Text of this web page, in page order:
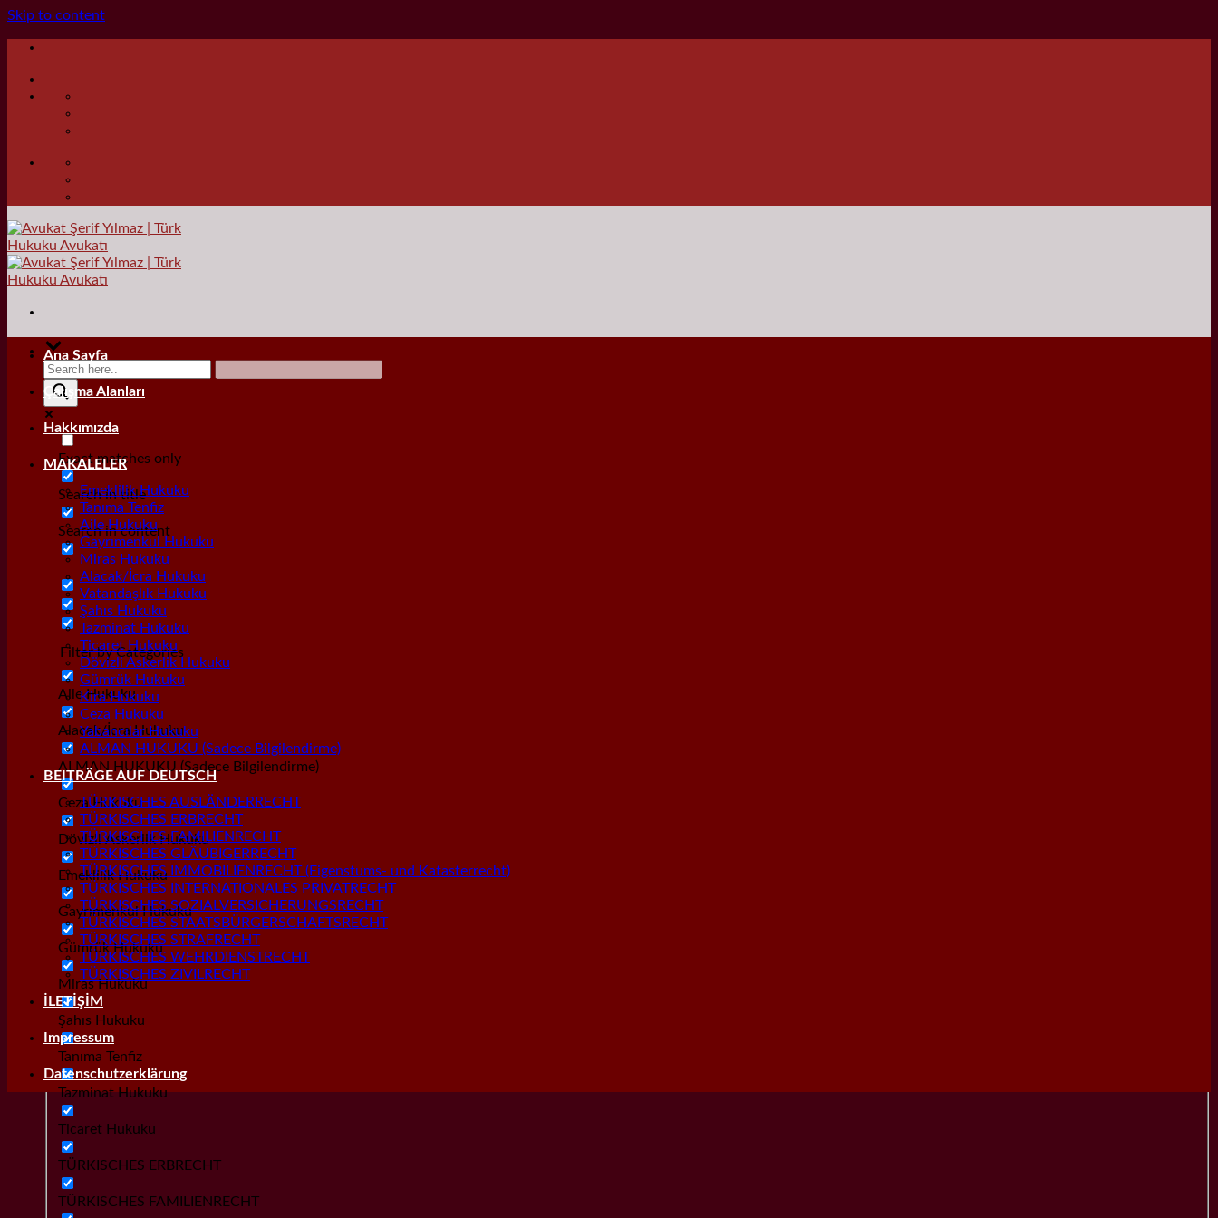
Skip to content
Exact matches only
Search in title
Search in content
Filter by Categories
Aile Hukuku
Alacak/İcra Hukuku
ALMAN HUKUKU (Sadece Bilgilendirme)
Ceza Hukuku
Dövizli Askerlik Hukuku
Emeklilik Hukuku
Gayrımenkul Hukuku
Gümrük Hukuku
Miras Hukuku
Şahıs Hukuku
Tanıma Tenfiz
Tazminat Hukuku
Ticaret Hukuku
TÜRKISCHES ERBRECHT
TÜRKISCHES FAMILIENRECHT
Ana Sayfa
Çalışma Alanları
Hakkımızda
MAKALELER
Emeklilik Hukuku
Tanıma Tenfiz
Aile Hukuku
Gayrımenkul Hukuku
Miras Hukuku
Alacak/İcra Hukuku
Vatandaşlık Hukuku
Şahıs Hukuku
Tazminat Hukuku
Ticaret Hukuku
Dövizli Askerlik Hukuku
Gümrük Hukuku
Kira Hukuku
Ceza Hukuku
Yabancılar Hukuku
ALMAN HUKUKU (Sadece Bilgilendirme)
BEITRÄGE AUF DEUTSCH
TÜRKISCHES AUSLÄNDERRECHT
TÜRKISCHES ERBRECHT
TÜRKISCHES FAMILIENRECHT
TÜRKISCHES GLÄUBIGERRECHT
TÜRKISCHES IMMOBILIENRECHT (Eigenstums- und Katasterrecht)
TÜRKISCHES INTERNATIONALES PRIVATRECHT
TÜRKISCHES SOZIALVERSICHERUNGSRECHT
TÜRKISCHES STAATSBÜRGERSCHAFTSRECHT
TÜRKISCHES STRAFRECHT
TÜRKISCHES WEHRDIENSTRECHT
TÜRKISCHES ZIVILRECHT
İLETİŞİM
Impressum
Datenschutzerklärung